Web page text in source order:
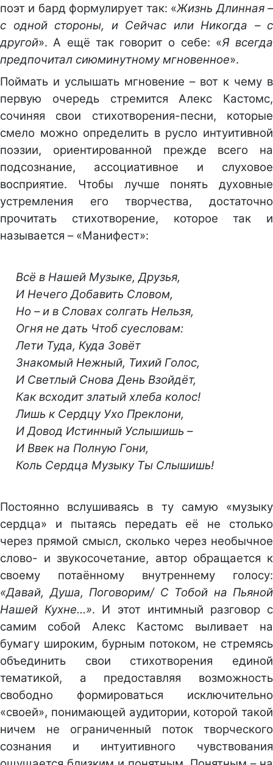
поэт и бард формулирует так: «Жизнь Длинная –
с одной стороны, и Сейчас или Никогда – с
другой». А ещё так говорит о себе: «Я всегда
предпочитал сиюминутному мгновенное».
Поймать и услышать мгновение – вот к чему в
первую очередь стремится Алекс Кастомс,
сочиняя свои стихотворения-песни, которые
смело можно определить в русло интуитивной
поэзии, ориентированной прежде всего на
подсознание, ассоциативное и слуховое
восприятие. Чтобы лучше понять духовные
устремления его творчества, достаточно
прочитать стихотворение, которое так и
называется – «Манифест»:
Всё в Нашей Музыке, Друзья,
И Нечего Добавить Словом,
Но – и в Словах солгать Нельзя,
Огня не дать Чтоб суесловам:
Лети Туда, Куда Зовёт
Знакомый Нежный, Тихий Голос,
И Светлый Снова День Взойдёт,
Как всходит златый хлеба колос!
Лишь к Сердцу Ухо Преклони,
И Довод Истинный Услышишь –
И Ввек на Полную Гони,
Коль Сердца Музыку Ты Слышишь!
Постоянно вслушиваясь в ту самую «музыку
сердца» и пытаясь передать её не столько
через прямой смысл, сколько через необычное
слово- и звукосочетание, автор обращается к
своему потаённому внутреннему голосу:
«Давай, Душа, Поговорим/ С Тобой на Пьяной
Нашей Кухне…». И этот интимный разговор с
самим собой Алекс Кастомс выливает на
бумагу широким, бурным потоком, не стремясь
объединить свои стихотворения единой
тематикой, а предоставляя возможность
свободно формироваться исключительно
«своей», понимающей аудитории, которой такой
ничем не ограниченный поток творческого
сознания и интуитивного чувствования